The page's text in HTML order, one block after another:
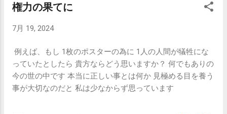
権力の果てに
7月 19, 2024
例えば、もし 1枚のポスターの為に 1人の人間が犠牲にな
っていたとしたら 貴方ならどう思いますか？ 何でもありの
今の世の中です 本当に正しい事とは何か 見極める目を養う
事が大切なのだと 私は少なからず思っています